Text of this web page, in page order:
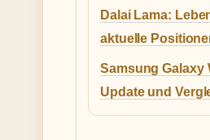
Dalai Lama:
aktuelle
Samsung Galaxy
Update und